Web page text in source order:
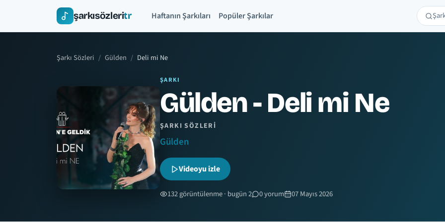
şarkısözleritr Haftanın Şarkıları Popüler Şarkılar Ara
Şarkı Sözleri Gülden Deli mi Ne
ŞARKI
Gülden - Deli mi Ne
ŞARKI SÖZLERI
Gülden
Videoyu izle
132 görüntülenme · bugün 2 0 yorum 07 Mayıs 2026